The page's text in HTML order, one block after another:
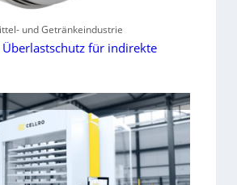
und Getränkeindustrie
für indirekte